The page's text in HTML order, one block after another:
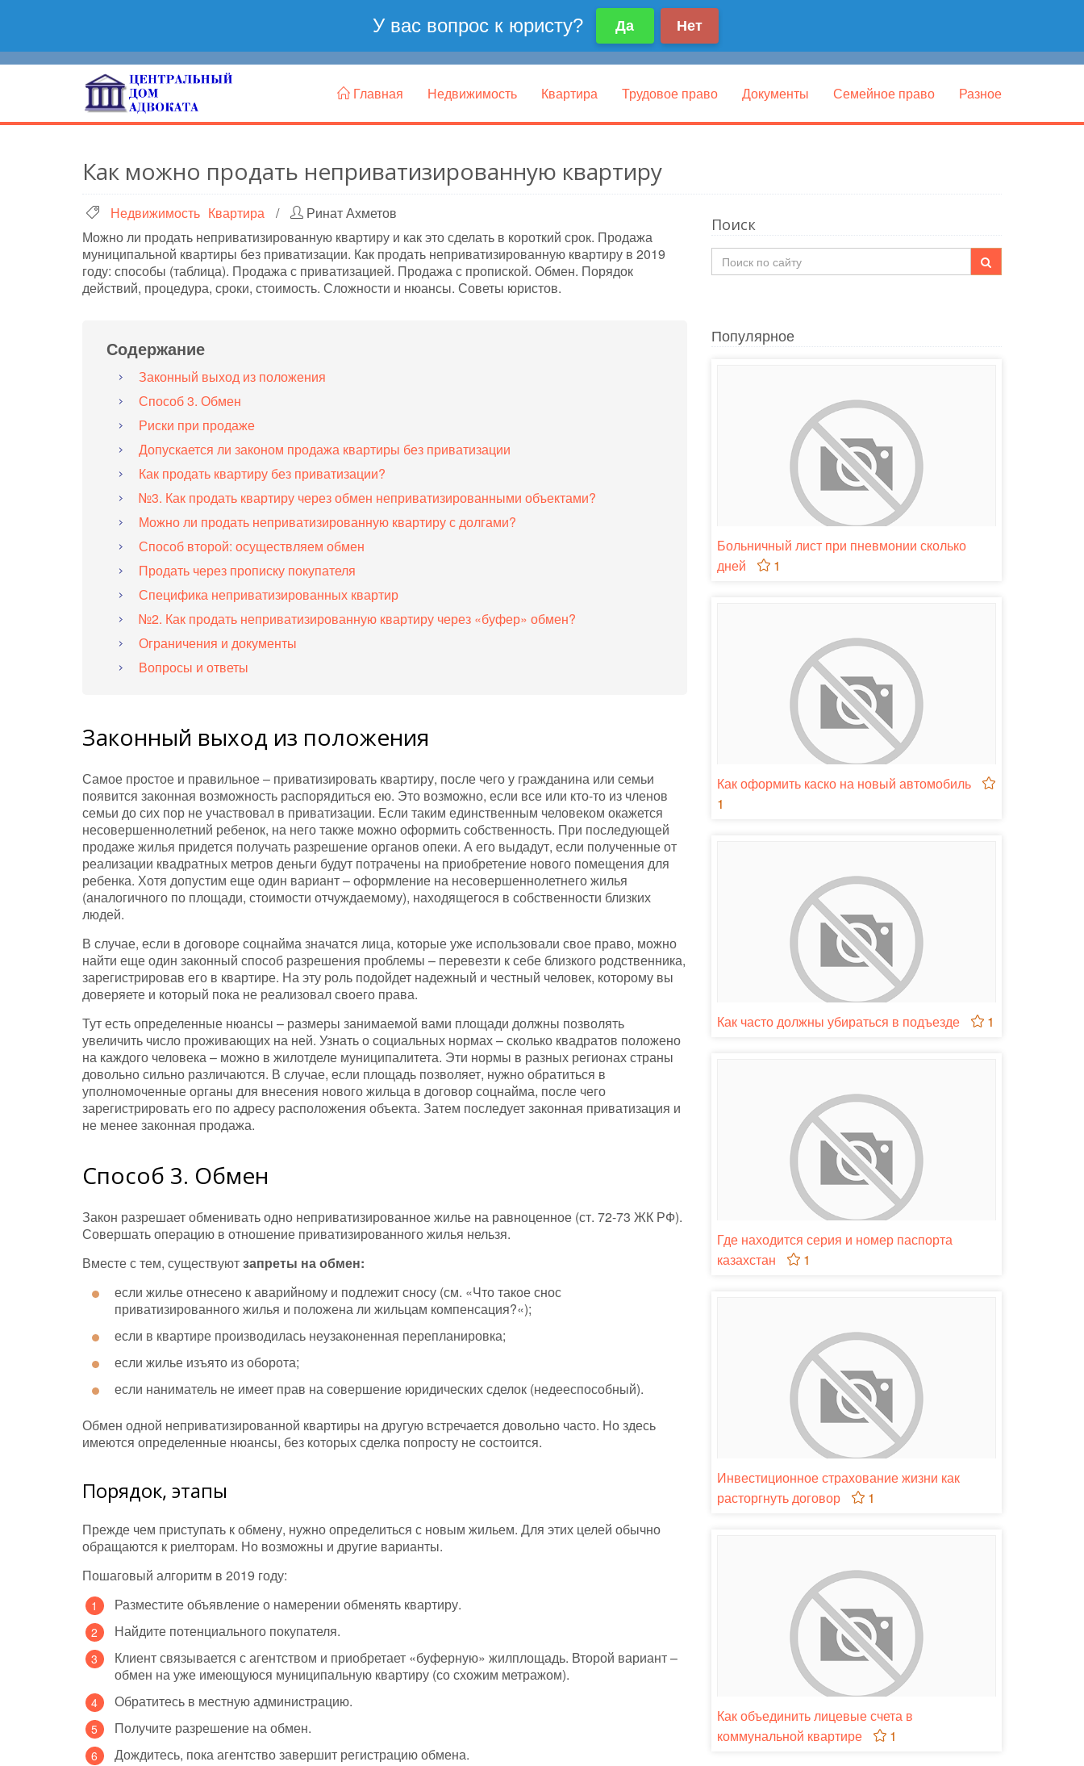
Главная Недвижимость Квартира Трудовое право Документы Семейное право Разное
Как можно продать неприватизированную квартиру
Недвижимость Квартира /
Ринат Ахметов
Можно ли продать неприватизированную квартиру и как это сделать в короткий срок. Продажа
муниципальной квартиры без приватизации. Как продать неприватизированную квартиру в 2019
году: способы (таблица). Продажа с приватизацией. Продажа с пропиской. Обмен. Порядок
действий, процедура, сроки, стоимость. Сложности и нюансы. Советы юристов.
Содержание
Законный выход из положения
Способ 3. Обмен
Риски при продаже
Допускается ли законом продажа квартиры без приватизации
Как продать квартиру без приватизации?
№3. Как продать квартиру через обмен неприватизированными объектами?
Можно ли продать неприватизированную квартиру с долгами?
Способ второй: осуществляем обмен
Продать через прописку покупателя
Специфика неприватизированных квартир
№2. Как продать неприватизированную квартиру через «буфер» обмен?
Ограничения и документы
Вопросы и ответы
Законный выход из положения
Самое простое и правильное – приватизировать квартиру, после чего у гражданина или семьи
появится законная возможность распорядиться ею. Это возможно, если все или кто-то из членов
семьи до сих пор не участвовал в приватизации. Если таким единственным человеком окажется
несовершеннолетний ребенок, на него также можно оформить собственность. При последующей
продаже жилья придется получать разрешение органов опеки. А его выдадут, если полученные от
реализации квадратных метров деньги будут потрачены на приобретение нового помещения для
ребенка. Хотя допустим еще один вариант – оформление на несовершеннолетнего жилья
(аналогичного по площади, стоимости отчуждаемому), находящегося в собственности близких
людей.
В случае, если в договоре соцнайма значатся лица, которые уже использовали свое право, можно
найти еще один законный способ разрешения проблемы – перевезти к себе близкого родственника,
зарегистрировав его в квартире. На эту роль подойдет надежный и честный человек, которому вы
доверяете и который пока не реализовал своего права.
Тут есть определенные нюансы – размеры занимаемой вами площади должны позволять
увеличить число проживающих на ней. Узнать о социальных нормах – сколько квадратов положено
на каждого человека – можно в жилотделе муниципалитета. Эти нормы в разных регионах страны
довольно сильно различаются. В случае, если площадь позволяет, нужно обратиться в
уполномоченные органы для внесения нового жильца в договор соцнайма, после чего
зарегистрировать его по адресу расположения объекта. Затем последует законная приватизация и
не менее законная продажа.
Способ 3. Обмен
Закон разрешает обменивать одно неприватизированное жилье на равноценное (ст. 72-73 ЖК РФ).
Совершать операцию в отношение приватизированного жилья нельзя.
Вместе с тем, существуютзапреты на обмен:
если жилье отнесено к аварийному и подлежит сносу (см. «Что такое снос
приватизированного жилья и положена ли жильцам компенсация?«);
если в квартире производилась неузаконенная перепланировка;
если жилье изъято из оборота;
если наниматель не имеет прав на совершение юридических сделок (недееспособный).
Обмен одной неприватизированной квартиры на другую встречается довольно часто. Но здесь
имеются определенные нюансы, без которых сделка попросту не состоится.
Порядок, этапы
Прежде чем приступать к обмену, нужно определиться с новым жильем. Для этих целей обычно
обращаются к риелторам. Но возможны и другие варианты.
Пошаговый алгоритм в 2019 году:
Разместите объявление о намерении обменять квартиру.
Найдите потенциального покупателя.
Клиент связывается с агентством и приобретает «буферную» жилплощадь. Второй вариант –
обмен на уже имеющуюся муниципальную квартиру (со схожим метражом).
Обратитесь в местную администрацию.
Получите разрешение на обмен.
Дождитесь, пока агентство завершит регистрацию обмена.
Поиск
Популярное
Больничный лист при пневмонии сколько
дней
1
Как оформить каско на новый автомобиль
1
Как часто должны убираться в подъезде 1
Где находится серия и номер паспорта
казахстан
1
Инвестиционное страхование жизни как
расторгнуть договор
1
Как объединить лицевые счета в
коммунальной квартире
1